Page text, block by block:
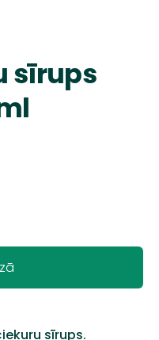
sīrups
sīrups.